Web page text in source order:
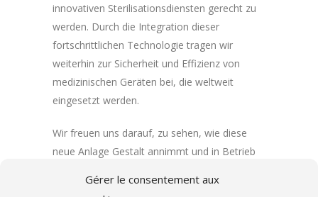
Gérer le consentement aux
innovativen Sterilisationsdiensten gerecht zu
werden. Durch die Integration dieser
fortschrittlichen Technologie tragen wir
weiterhin zur Sicherheit und Effizienz von
medizinischen Geräten bei, die weltweit
eingesetzt werden.
Wir freuen uns darauf, zu sehen, wie diese
neue Anlage Gestalt annimmt und in Betrieb
Kunden und Partner bietet.